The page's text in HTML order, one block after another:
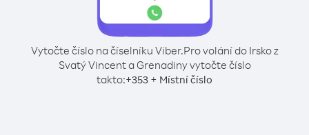
Vytočte číslo na číselníku Viber.Pro volání do Irsko z
Svatý Vincent a Grenadiny vytočte číslo
takto:+353 + Místní číslo